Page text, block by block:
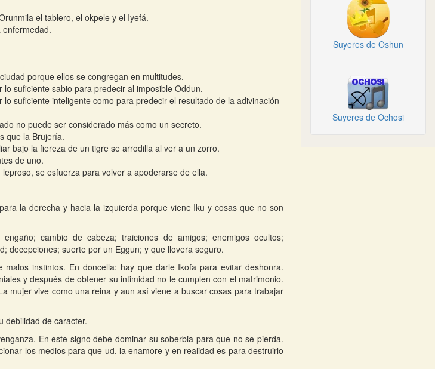
el tablero, el okpele y el Iyefá.
porque ellos se congregan en multitudes.
suficiente sabio para predecir al imposible Oddun.
suficiente inteligente como para predecir el resultado de la adivinación
no puede ser considerado más como un secreto.
que la Brujería.
bajo la fiereza de un tigre se arrodilla al ver a un zorro.
de uno.
se esfuerza para volver a apoderarse de ella.
la derecha y hacia la izquierda porque viene Iku y cosas que no son
cambio de cabeza; traiciones de amigos; enemigos ocultos;
decepciones; suerte por un Eggun; y que llovera seguro.
instintos. En doncella: hay que darle Ikofa para evitar deshonra.
y después de obtener su intimidad no le cumplen con el matrimonio.
mujer vive como una reina y aun así viene a buscar cosas para trabajar
debilidad de caracter.
En este signo debe dominar su soberbia para que no se pierda.
los medios para que ud. la enamore y en realidad es para destruirlo
Suyeres de Oshun
Suyeres de Ochosi